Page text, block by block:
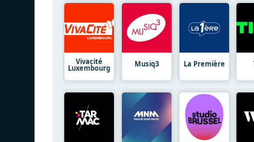
Vivacité
Luxembourg Musiq3 La Première